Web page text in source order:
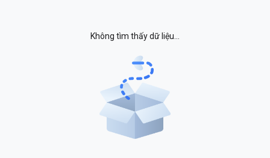
Không tìm thấy dữ liệu...